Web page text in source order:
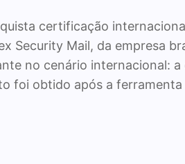
certificação
Security Mail, da empresa
no cenário internacional:
foi obtido após a